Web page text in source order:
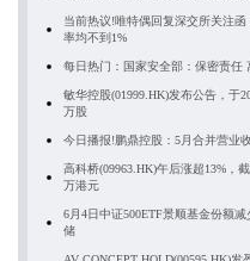
当前热议!唯特偶回复深交所关注
率均不到1%
每日热门：国家安全部：保密责任
敏华控股(01999.HK)发布公告，于
万股
今日播报!鹏鼎控股：5月合并营业
高科桥(09963.HK)午后涨超13%，
万港元
6月4日中证500ETF景顺基金份额
储